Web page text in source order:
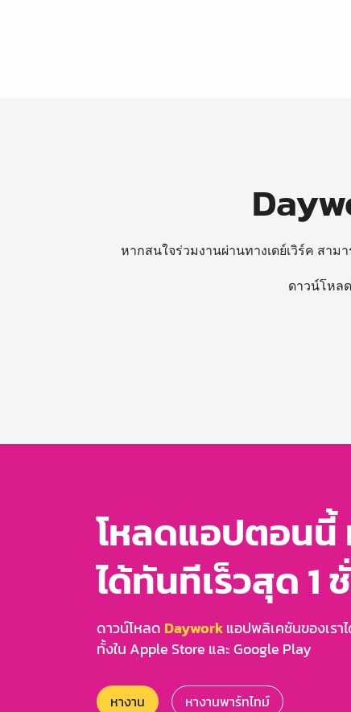
หากสนใจร่วมงานผ่านทางเดย์เวิร์ค สา
ดาวน์โหลด
โหลดแอปตอนนี้
ได้ทันทีเร็วสุด 1
ดาวน์โหลด Dayworkแอปพลิเคชันของเรา
ทั้งใน Apple Store และ Google Play
หางาน หางานพาร์ทไทม์